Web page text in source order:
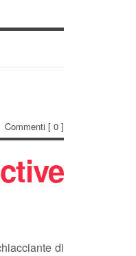
Commenti [ 0 ]
di